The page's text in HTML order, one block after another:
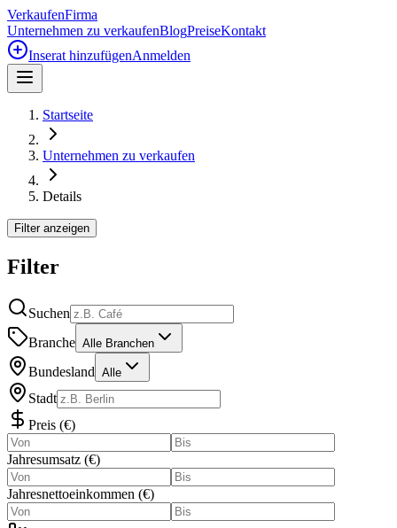
VerkaufenFirma
Unternehmen zu verkaufenBlogPreiseKontakt
Inserat hinzufügenAnmelden
Startseite
Unternehmen zu verkaufen
Details
Filter anzeigen
Filter
Suchen
Branche Alle Branchen
Bundesland Alle
Stadt
Preis (€)
Jahresumsatz (€)
Jahresnettoeinkommen (€)